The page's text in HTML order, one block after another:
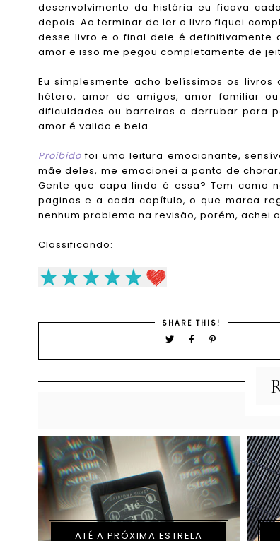
desenvolvimento da história eu ficava
depois. Ao terminar de ler o livro fiquei
desse livro e o final dele é
amor e isso me pegou completamente de
Eu simplesmente acho belíssimos os
hétero, amor de amigos, amor familiar
dificuldades ou barreiras a derrubar para
amor é valida e bela.
Proibidofoi uma leitura emocionante,
mãe deles, me emocionei a ponto de
Gente que capa linda é essa? Tem como
paginas e a cada capítulo, o que marca
nenhum problema na revisão, porém, achei
Classificando:
SHARE THIS!
ATÉ A PRÓXIMA ESTRELA